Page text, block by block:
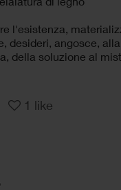
l'esistenza,
desideri, angosce,
della soluzione al
1 like